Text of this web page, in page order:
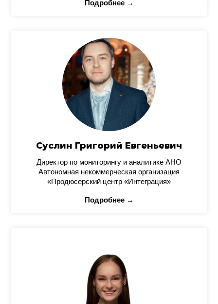
Подробнее →
Суслин Григорий Евгеньевич
Директор по мониторингу и аналитике АНО
Автономная некоммерческая организация
«Продюсерский центр «Интеграция»
Подробнее →